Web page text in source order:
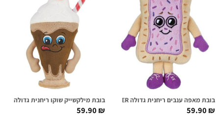
בובת מאפה ענבים ריחנית גדולה BEN TOASTED SUPER SNIFFER
59.90₪
בובת מילקשייק שוקו ריחנית גדולה MIKEY MILKSHAKE SUPER SNIFFER
59.90₪